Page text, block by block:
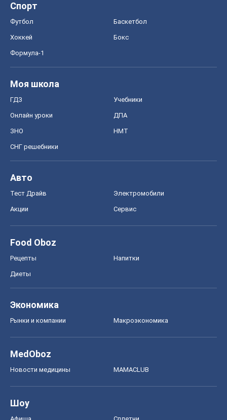
Спорт
Футбол Баскетбол
Хоккей Бокс
Формула-1
Моя школа
ГДЗ Учебники
Онлайн уроки ДПА
ЗНО НМТ
СНГ решебники
Авто
Тест Драйв Электромобили
Акции Сервис
Food Oboz
Рецепты Напитки
Диеты
Экономика
Рынки и компании Mакроэкономика
MedOboz
Новости медицины MAMACLUB
Шоу